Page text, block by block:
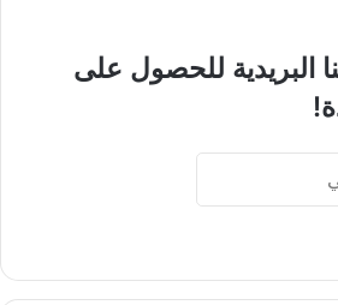
البريدية للحصول على